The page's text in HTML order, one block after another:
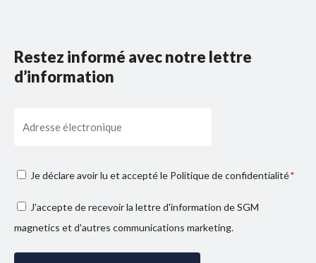
Restez informé avec notre lettre
d’information
Consenso
*
Je déclare avoir lu et accepté le Politique de confidentialité*
Consenso
marketing
J'accepte de recevoir la lettre d'information de SGM
magnetics et d'autres communications marketing.